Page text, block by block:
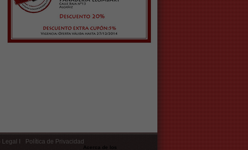
I Política de Privacidad
Acerca de los